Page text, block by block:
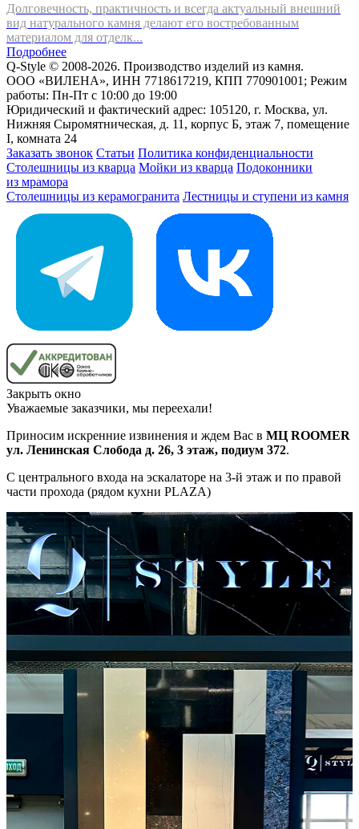
Долговечность, практичность и всегда актуальный внешний
вид натурального камня делают его востребованным
материалом для отделк...
Подробнее
Q-Style © 2008-2026. Производство изделий из камня.
ООО «ВИЛЕНА», ИНН 7718617219, КПП 770901001; Режим
работы: Пн-Пт с 10:00 до 19:00
Юридический и фактический адрес: 105120, г. Москва, ул.
Нижняя Сыромятническая, д. 11, корпус Б, этаж 7, помещение
I, комната 24
Заказать звонок Статьи Политика конфиденциальности
Столешницы из кварца Мойки из кварца Подоконники
из мрамора
Столешницы из керамогранита Лестницы и ступени из камня
Закрыть окно
Уважаемые заказчики, мы переехали!
Приносим искренние извинения и ждем Вас в МЦ ROOMER
ул. Ленинская Слобода д. 26, 3 этаж, подиум 372.
С центрального входа на эскалаторе на 3-й этаж и по правой
части прохода (рядом кухни PLAZA)